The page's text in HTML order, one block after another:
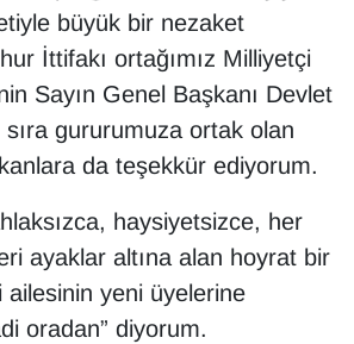
büyük bir nezaket
İttifakı ortağımız Milliyetçi
Sayın Genel Başkanı Devlet
sıra gururumuza ortak olan
da teşekkür ediyorum.
haysiyetsizce, her
ayaklar altına alan hoyrat bir
ailesinin yeni üyelerine
oradan” diyorum.